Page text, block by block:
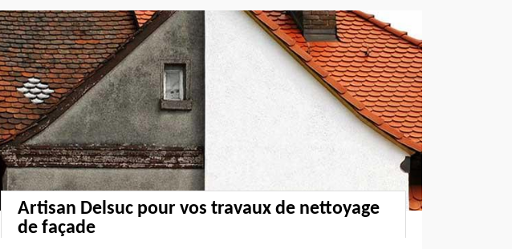
Artisan Delsuc pour vos travaux de nettoyage
de façade